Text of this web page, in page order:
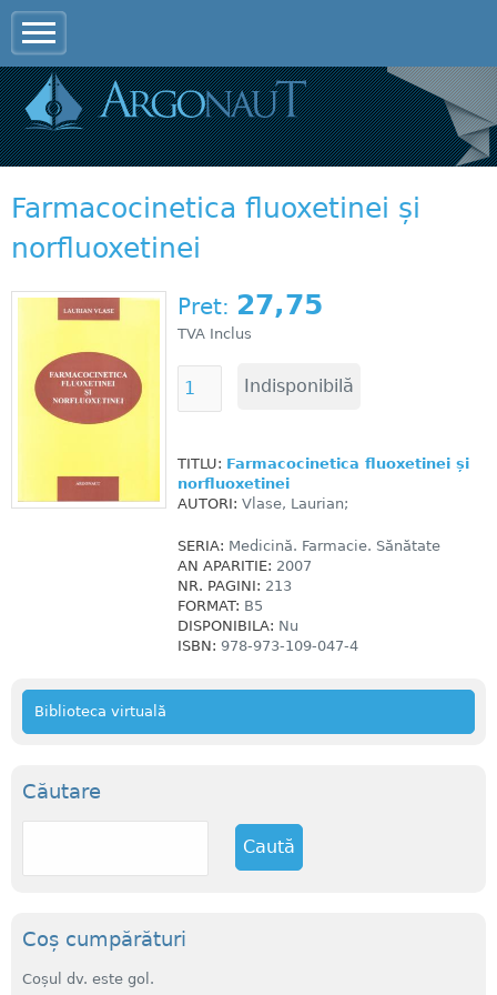
Farmacocinetica fluoxetinei și
norfluoxetinei
Pret: 27,75
TVA Inclus
TITLU: Farmacocinetica fluoxetinei și
norfluoxetinei
AUTORI: Vlase, Laurian;
SERIA: Medicină. Farmacie. Sănătate
AN APARITIE: 2007
NR. PAGINI: 213
FORMAT: B5
DISPONIBILA: Nu
ISBN: 978-973-109-047-4
Biblioteca virtuală
Căutare
C
Coș cumpărături
Coșul dv. este gol.